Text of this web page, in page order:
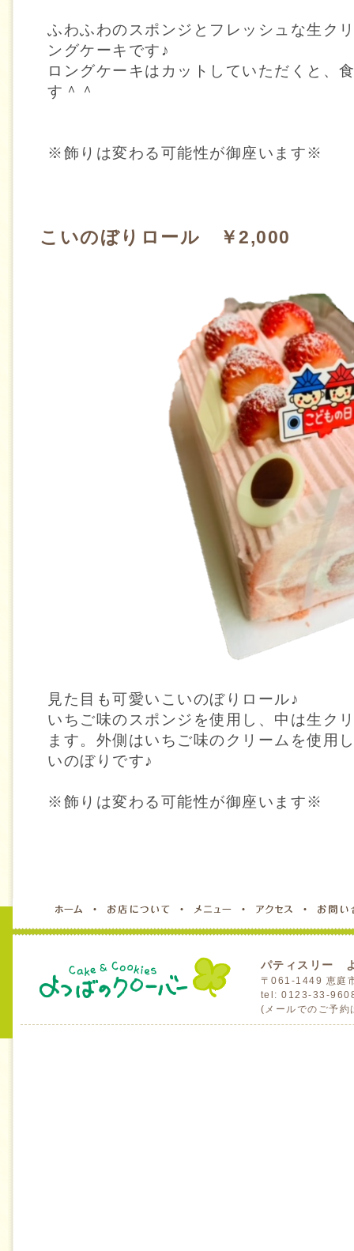
ふわふわのスポンジとフレッシュな生ク
ングケーキです♪
ロングケーキはカットしていただくと、
す＾＾
※飾りは変わる可能性が御座います※
こいのぼりロール ￥2,000
見た目も可愛いこいのぼりロール♪
いちご味のスポンジを使用し、中は生ク
ます。外側はいちご味のクリームを使用
いのぼりです♪
※飾りは変わる可能性が御座います※
パティスリー
〒061-1449 恵庭
tel: 0123-33-
(メールでのご予約